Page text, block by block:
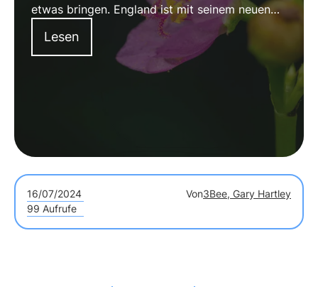
etwas bringen. England ist mit seinem neuen
Rechtsrahmen führend, aber werden die Pläne
den Bestäubern den dringend benötigten
Auftrieb geben?
Lesen
16/07/2024 Von3Bee, Gary Hartley
99 Aufrufe